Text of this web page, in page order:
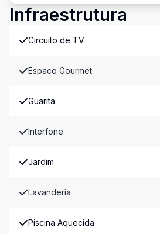
Infraestrutura
Circuito de TV
Espaco Gourmet
Guarita
Interfone
Jardim
Lavanderia
Piscina Aquecida